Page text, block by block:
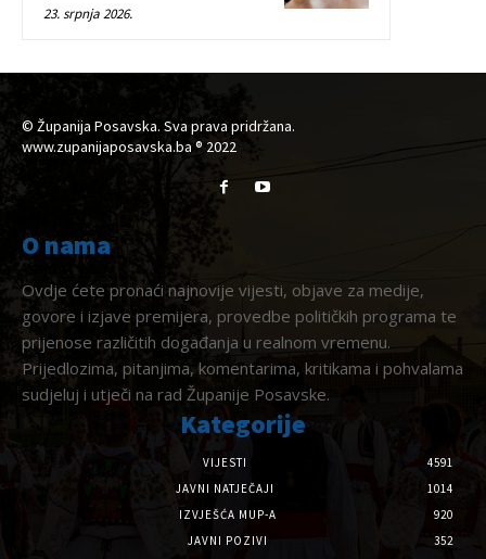
23. srpnja 2026.
© Županija Posavska. Sva prava pridržana.
www.zupanijaposavska.ba ® 2022
O nama
Ovdje ćete pronaći najnovije vijesti, objave za medije,
govore i izjave premijera, provedbe političkih programa te
prijenose različitih događanja u realnom vremenu.
Prijedlozima, pitanjima, komentarima, kritikama i pohvalama
sudjeluj i utječi na rad Županije Posavske.
Kategorije
VIJESTI
4591
JAVNI NATJEČAJI
1014
IZVJEŠĆA MUP-A
920
JAVNI POZIVI
352